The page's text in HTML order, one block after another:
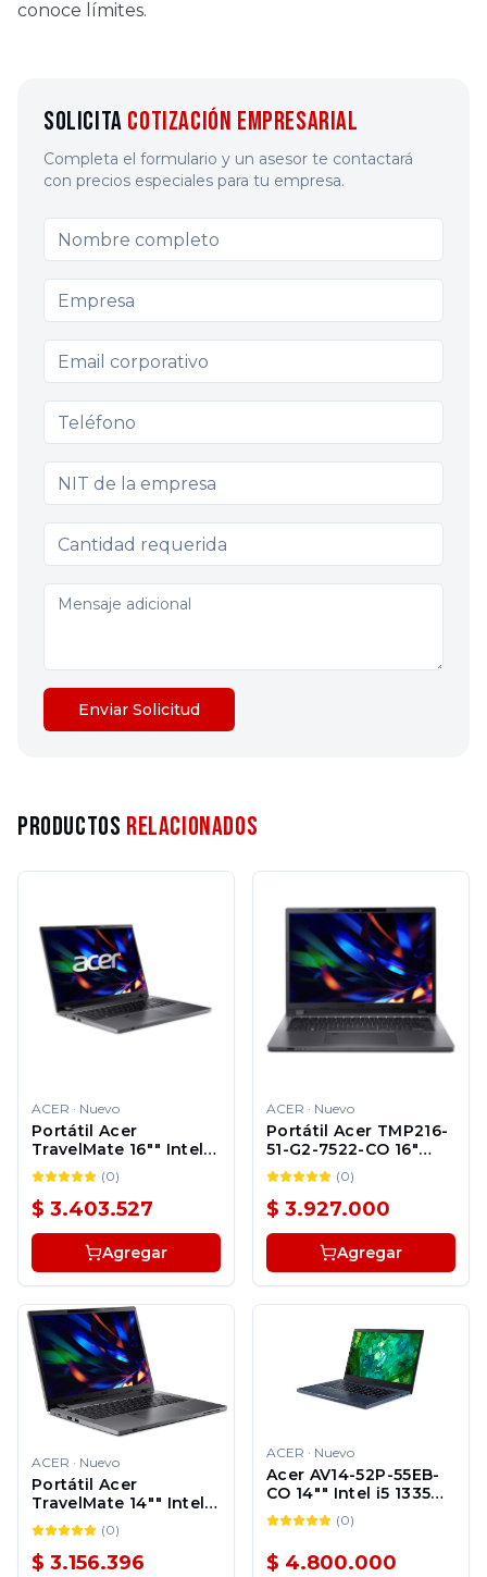
conoce límites.
Solicita Cotización Empresarial
Completa el formulario y un asesor te contactará
con precios especiales para tu empresa.
Enviar Solicitud
Productos Relacionados
ACER · Nuevo
Portátil Acer
TravelMate 16"" Intel
i5 1335U 16GB 1TB SSD
Windows 11 Pro
(0)
$ 3.403.527
Agregar
ACER · Nuevo
Portátil Acer TMP216-
51-G2-7522-CO 16"
Intel core 7 150U 16GB
512GB SSD Windows
11
(0)
$ 3.927.000
Agregar
ACER · Nuevo
Portátil Acer
TravelMate 14"" Intel
i5 1335U 16GB 512GB
SSD Windows 11 Pro
(0)
$ 3.156.396
ACER · Nuevo
Acer AV14-52P-55EB-
CO 14"" Intel i5 1335U
16GB 512GB SSD
Windows 11 Pro
(0)
$ 4.800.000